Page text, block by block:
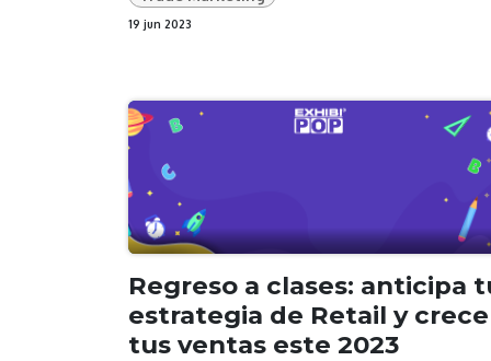
19 jun 2023
Regreso a clases: anticipa
estrategia de Retail y crece
tus ventas este 2023